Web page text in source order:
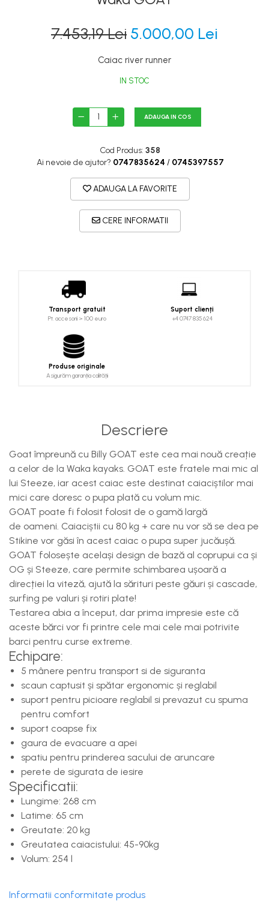
Pagăi canoe și SUP
Padele de ape repezi
Costume neopren
Șosete, mănuși, căciuli neopren
Haine thermo și protecție UV
Fuste de valuri
Siguranță, accesorii
Drybag - Saci impermeabili
Genți și portbagaje de biciclete
7.453,19 Lei 5.000,00 Lei
Caiac river runner
IN STOC
ADAUGA IN COS
Cod Produs: 358
Ai nevoie de ajutor? 0747835624 / 0745397557
ADAUGA LA FAVORITE
CERE INFORMATII
Transport gratuit
Pt. accesorii > 100 euro
Suport clienți
+4 0747 835 624
Produse originale
Asigurăm garanția calității
Descriere
Goat împreună cu Billy GOAT este cea mai nouă creație
a celor de la Waka kayaks. GOAT este fratele mai mic al
lui Steeze, iar acest caiac este destinat caiaciștilor mai
mici care doresc o pupa plată cu volum mic.
GOAT poate fi folosit folosit de o gamă largă
de oameni. Caiaciștii cu 80 kg + care nu vor să se dea pe
Stikine vor găsi în acest caiac o pupa super jucăușă.
GOAT folosește același design de bază al coprupui ca și
OG și Steeze, care permite schimbarea ușoară a
direcției la viteză, ajută la sărituri peste găuri și cascade,
surfing pe valuri și rotiri plate!
Testarea abia a început, dar prima impresie este că
aceste bărci vor fi printre cele mai cele mai potrivite
barci pentru curse extreme.
Echipare:
5 mânere pentru transport si de siguranta
scaun captusit și spătar ergonomic și reglabil
suport pentru picioare reglabil si prevazut cu spuma
pentru comfort
suport coapse fix
gaura de evacuare a apei
spatiu pentru prinderea sacului de aruncare
perete de sigurata de iesire
Specificatii:
Lungime: 268 cm
Latime: 65 cm
Greutate: 20 kg
Greutatea caiacistului: 45-90kg
Volum: 254 l
Informatii conformitate produs